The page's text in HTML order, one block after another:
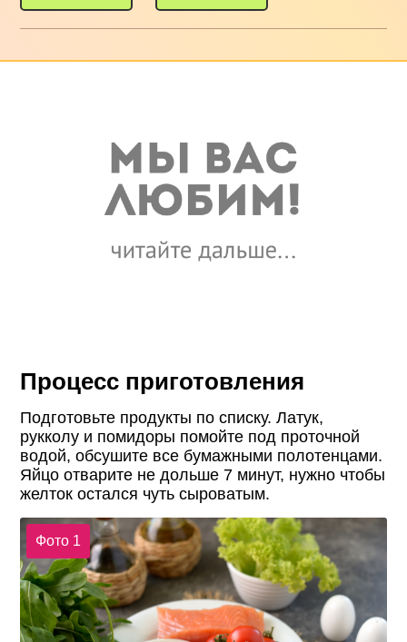
Процесс приготовления
Подготовьте продукты по списку. Латук,
рукколу и помидоры помойте под проточной
водой, обсушите все бумажными полотенцами.
Яйцо отварите не дольше 7 минут, нужно чтобы
желток остался чуть сыроватым.
Фото 1